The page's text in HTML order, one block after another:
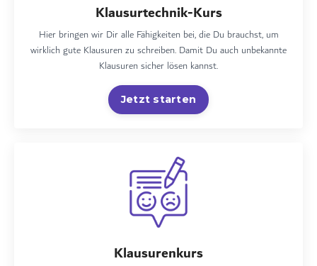
Klausurtechnik-Kurs
Hier bringen wir Dir alle Fähigkeiten bei, die Du brauchst, um
wirklich gute Klausuren zu schreiben. Damit Du auch unbekannte
Klausuren sicher lösen kannst.
Jetzt starten
Klausurenkurs